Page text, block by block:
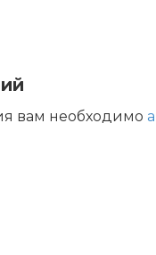
вам необходимо